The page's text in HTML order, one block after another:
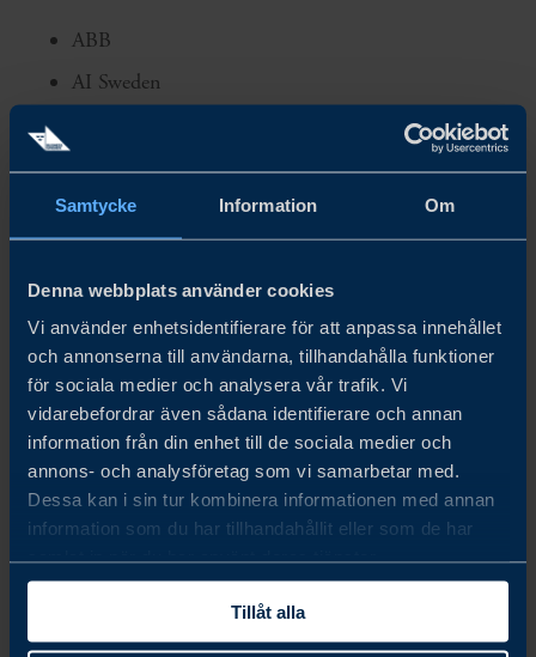
Samtycke Information Om
Denna webbplats använder cookies
Vi använder enhetsidentifierare för att anpassa innehållet
och annonserna till användarna, tillhandahålla funktioner
för sociala medier och analysera vår trafik. Vi
vidarebefordrar även sådana identifierare och annan
information från din enhet till de sociala medier och
annons- och analysföretag som vi samarbetar med.
Dessa kan i sin tur kombinera informationen med annan
information som du har tillhandahållit eller som de har
samlat in när du har använt deras tjänster.
Tillåt alla
ABB
AI Sweden
Atlas Copco
Axis Communications
Beijer Electronics
Carl Bennet
EKN
Elekta
Elonroad
Ependion
EQT
Ericsson
FAM
FKG – Fordonskomponentgruppen